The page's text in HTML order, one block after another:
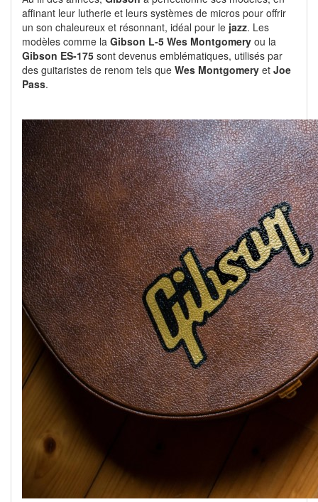
affinant leur lutherie et leurs systèmes de micros pour offrir
un son chaleureux et résonnant, idéal pour le jazz. Les
modèles comme la Gibson L-5 Wes Montgomery ou la
Gibson ES-175 sont devenus emblématiques, utilisés par
des guitaristes de renom tels que Wes Montgomery et Joe
Pass.